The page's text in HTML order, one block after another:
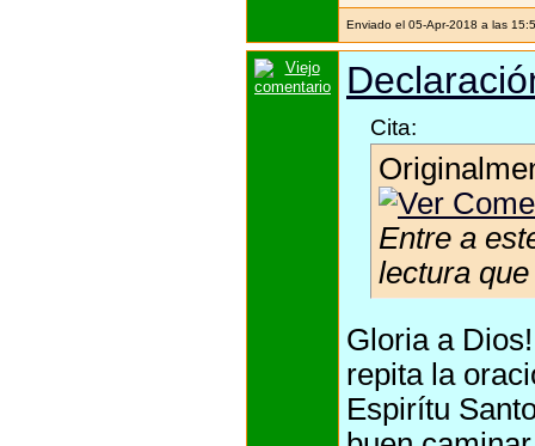
Enviado el 05-Apr-2018 a las
Cita:
Entre a
lectura
Gloria a
repita la
Espirítu